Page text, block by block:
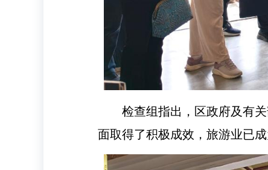
检查组指出，区政府及有
面取得了积极成效，旅游业已